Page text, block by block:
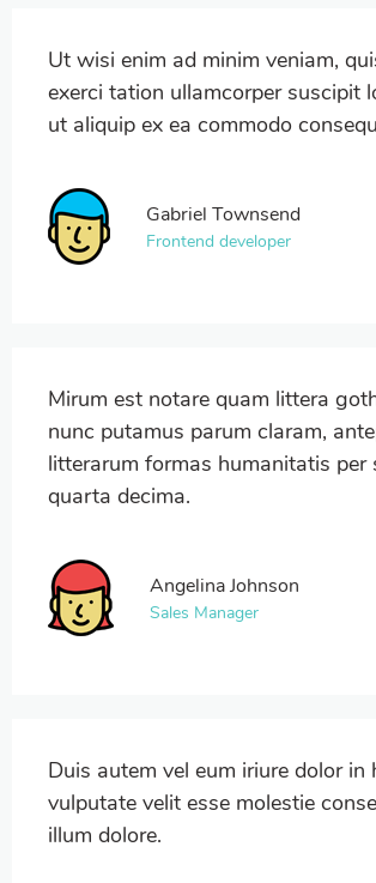
Ut wisi enim ad minim veniam,
exerci tation ullamcorper suscipit
ut aliquip ex ea commodo
Gabriel Townsend
Frontend developer
Mirum est notare quam littera
nunc putamus parum claram,
litterarum formas humanitatis per
quarta decima.
Angelina Johnson
Sales Manager
Duis autem vel eum iriure dolor in
vulputate velit esse molestie
illum dolore.